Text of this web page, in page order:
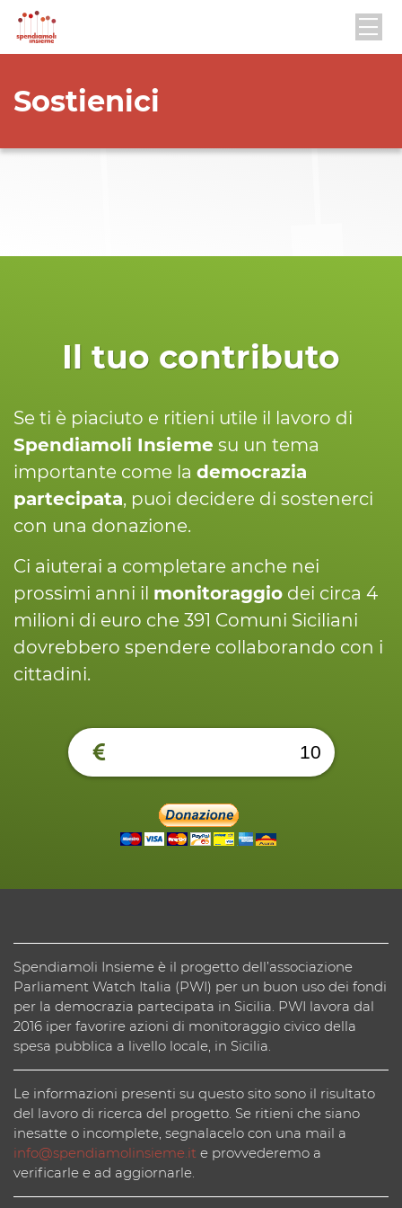
Sostienici
Il tuo contributo
Se ti è piaciuto e ritieni utile il lavoro di
Spendiamoli Insieme su un tema
importante come la democrazia
partecipata, puoi decidere di sostenerci
con una donazione.
Ci aiuterai a completare anche nei
prossimi anni il monitoraggio dei circa 4
milioni di euro che 391 Comuni Siciliani
dovrebbero spendere collaborando con i
cittadini.
Spendiamoli Insieme è il progetto dell’associazione
Parliament Watch Italia (PWI) per un buon uso dei fondi
per la democrazia partecipata in Sicilia. PWI lavora dal
2016 iper favorire azioni di monitoraggio civico della
spesa pubblica a livello locale, in Sicilia.
Le informazioni presenti su questo sito sono il risultato
del lavoro di ricerca del progetto. Se ritieni che siano
inesatte o incomplete, segnalacelo con una mail a
info@spendiamolinsieme.it e provvederemo a
verificarle e ad aggiornarle.